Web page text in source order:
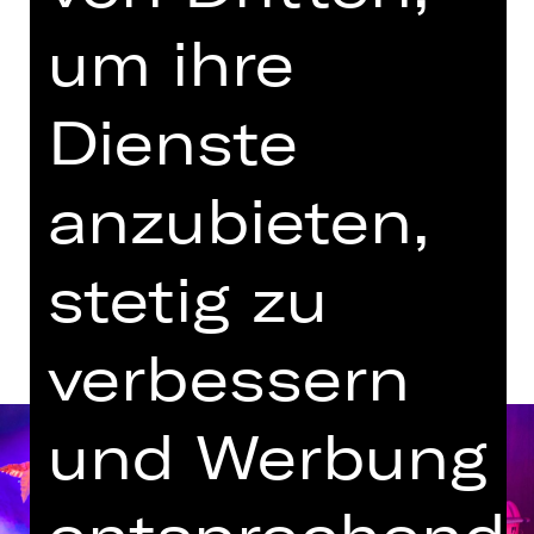
20.30 - 22.10 Uhr
Kammerspiele
Termine in aktueller Spielzeit
um ihre
Dienste
anzubieten,
stetig zu
verbessern
und Werbung